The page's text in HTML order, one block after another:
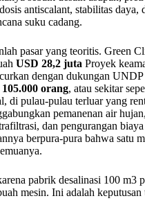
antiscalant, stabilitas daya,
suku cadang.
pasar yang teoritis. Green
USD 28,2 juta Proyek
dengan dukungan
105.000 orang, atau sekitar
di pulau-pulau terluar yang
pemanenan air
dan pengurangan
berpura-pura bahwa satu
pabrik desalinasi 100 m3
mesin. Ini adalah keputusan